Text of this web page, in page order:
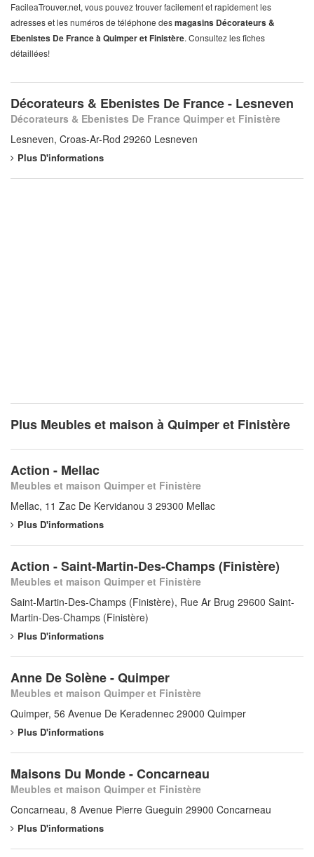
FacileaTrouver.net, vous pouvez trouver facilement et rapidement les
adresses et les numéros de téléphone desmagasins Décorateurs &
Ebenistes De France à Quimper et Finistère. Consultez les fiches
détaillées!
Décorateurs & Ebenistes De France - Lesneven
Décorateurs & Ebenistes De France Quimper et Finistère
Lesneven, Croas-Ar-Rod 29260 Lesneven
Plus D'informations
Plus Meubles et maison à Quimper et Finistère
Action - Mellac
Meubles et maison Quimper et Finistère
Mellac, 11 Zac De Kervidanou 3 29300 Mellac
Plus D'informations
Action - Saint-Martin-Des-Champs (Finistère)
Meubles et maison Quimper et Finistère
Saint-Martin-Des-Champs (Finistère), Rue Ar Brug 29600 Saint-
Martin-Des-Champs (Finistère)
Plus D'informations
Anne De Solène - Quimper
Meubles et maison Quimper et Finistère
Quimper, 56 Avenue De Keradennec 29000 Quimper
Plus D'informations
Maisons Du Monde - Concarneau
Meubles et maison Quimper et Finistère
Concarneau, 8 Avenue Pierre Gueguin 29900 Concarneau
Plus D'informations